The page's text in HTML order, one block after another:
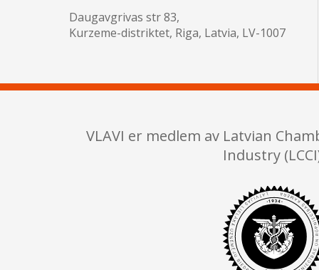
Daugavgrivas str 83,
Kurzeme-distriktet, Riga, Latvia, LV-1007
VLAVI er medlem av Latvian
Industry